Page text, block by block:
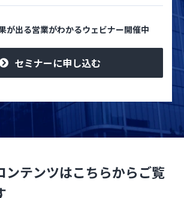
が出る営業がわかるウェビナー開催中
セミナーに申し込む
ンテンツはこちらからご覧